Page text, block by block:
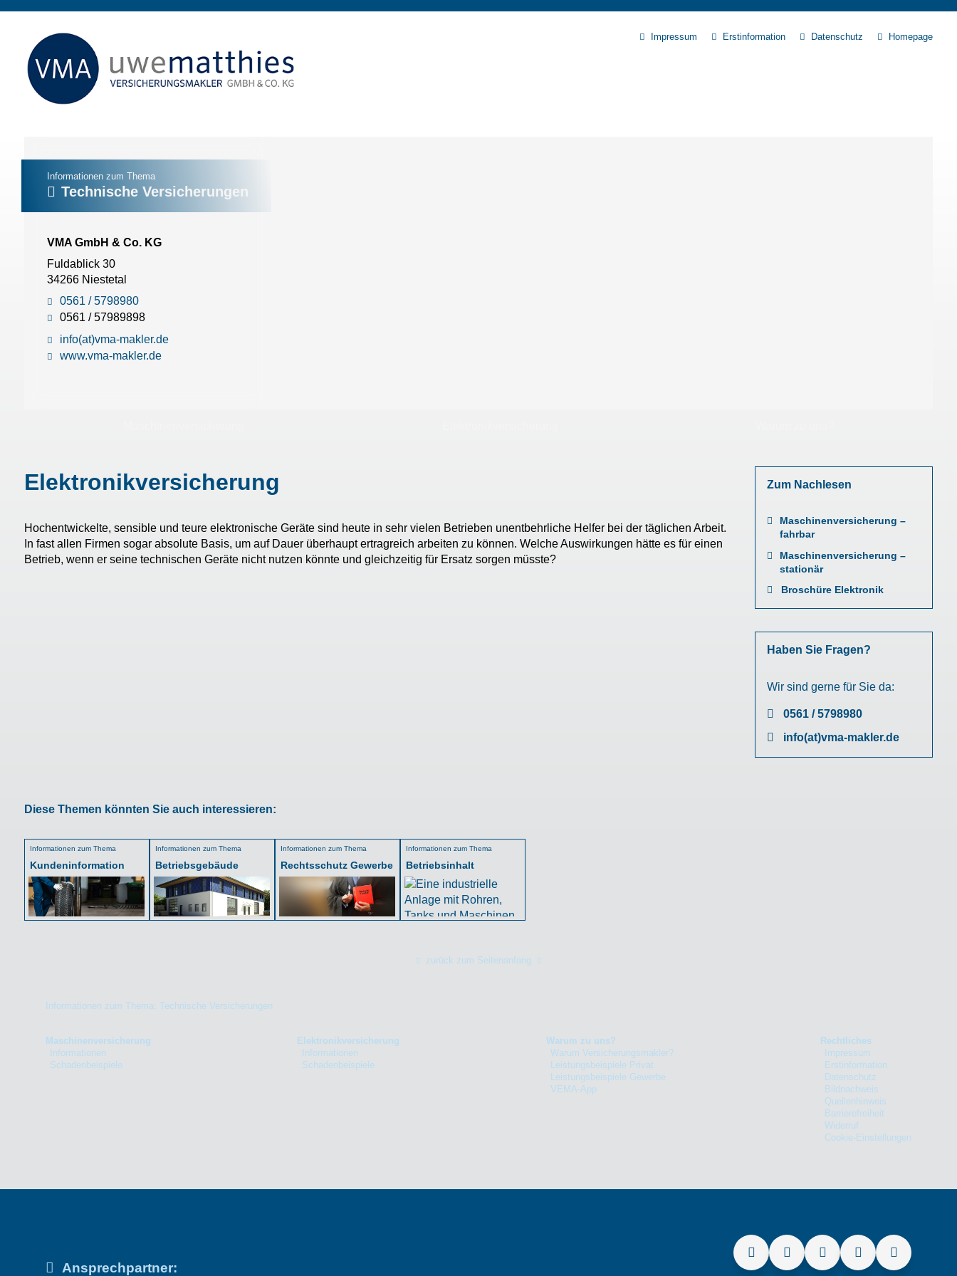
Impressum Erstinformation Datenschutz Homepage
Informationen zum Thema
Technische Versicherungen
VMA GmbH & Co. KG
Fuldablick 30
34266 Niestetal
0561 / 5798980
0561 / 57989898
info(at)vma-makler.de
www.vma-makler.de
Elektronikversicherung
Hochentwickelte, sensible und teure elektronische Geräte sind heute in sehr vielen Betrieben unentbehrliche Helfer bei der täglichen Arbeit.
In fast allen Firmen sogar absolute Basis, um auf Dauer überhaupt ertragreich arbeiten zu können. Welche Auswirkungen hätte es für einen
Betrieb, wenn er seine technischen Geräte nicht nutzen könnte und gleichzeitig für Ersatz sorgen müsste?
Zum Nachlesen
Maschinenversicherung –
fahrbar
Maschinenversicherung –
stationär
Broschüre Elektronik
Haben Sie Fragen?
Wir sind gerne für Sie da:
0561 / 5798980
info(at)vma-makler.de
Diese Themen könnten Sie auch interessieren:
Informationen zum Thema
Kundeninformation
Informationen zum Thema
Betriebsgebäude
Informationen zum Thema
Rechtsschutz Gewerbe
Informationen zum Thema
Betriebsinhalt
zurück zum Seitenanfang
Informationen zum Thema: Technische Versicherungen
Maschinenversicherung
Informationen
Schadenbeispiele
Elektronikversicherung
Informationen
Schadenbeispiele
Warum zu uns?
Warum Versicherungsmakler?
Leistungsbeispiele Privat
Leistungsbeispiele Gewerbe
VEMA-App
Rechtliches
Impressum
Erstinformation
Datenschutz
Bildnachweis
Quellenhinweis
Barrierefreiheit
Widerruf
Cookie-Einstellungen
Ansprechpartner: